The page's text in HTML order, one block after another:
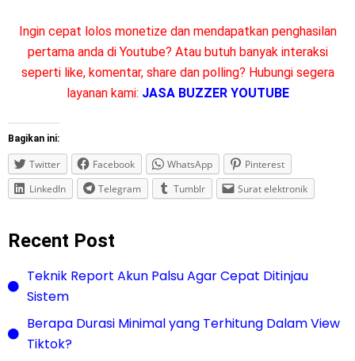
Ingin cepat lolos monetize dan mendapatkan penghasilan
pertama anda di Youtube? Atau butuh banyak interaksi
seperti like, komentar, share dan polling? Hubungi segera
layanan kami: JASA BUZZER YOUTUBE
Bagikan ini:
Twitter Facebook WhatsApp
Pinterest
LinkedIn
Telegram Tumblr Surat elektronik
Recent Post
Teknik Report Akun Palsu Agar Cepat Ditinjau
Sistem
Berapa Durasi Minimal yang Terhitung Dalam View
Tiktok?